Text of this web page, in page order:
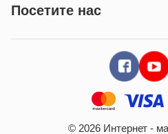
Посетите нас
© 2026 Интернет -